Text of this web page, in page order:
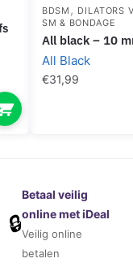
BDSM , DILATORS
SM & BONDAGE
all black – 10
All Black
€31,99
🔒
Betaal veilig
online met iDeal
Veilig online
betalen